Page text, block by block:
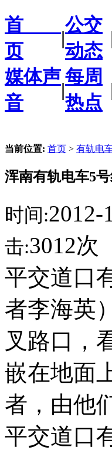
首
页
|
公交
动态
媒体声
音
|
每周
热点
当前位置: 首页 > 有轨电
浑南有轨电车5
时间:2012-
击:3012次
平交道口
者李海英
叉路口，
嵌在地面
者，由他
平交道口